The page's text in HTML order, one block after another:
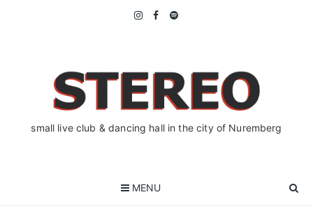
small live club & dancing hall in the city of Nuremberg
MENU